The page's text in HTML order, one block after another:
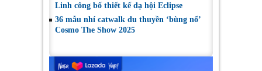
Linh công bố thiết kế dạ hội Eclipse
36 mẫu nhí catwalk du thuyền ‘bùng nổ’
Cosmo The Show 2025